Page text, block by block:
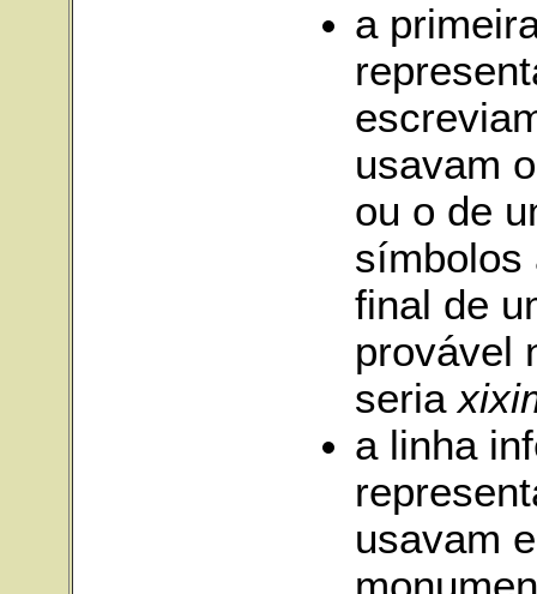
a
usavam
ou o de
símbolos
final de
provável
seria
a linha
usavam